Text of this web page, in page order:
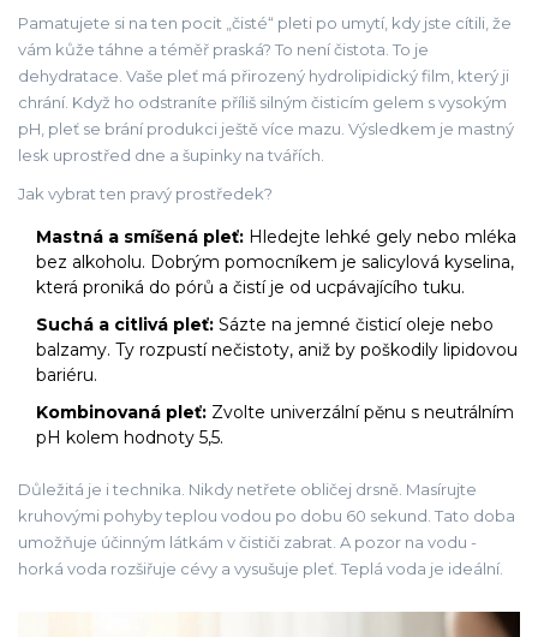
Pamatujete si na ten pocit „čisté“ pleti po umytí, kdy jste cítili, že
vám kůže táhne a téměř praská? To není čistota. To je
dehydratace. Vaše pleť má přirozený hydrolipidický film, který ji
chrání. Když ho odstraníte příliš silným čisticím gelem s vysokým
pH, pleť se brání produkci ještě více mazu. Výsledkem je mastný
lesk uprostřed dne a šupinky na tvářích.
Jak vybrat ten pravý prostředek?
Mastná a smíšená pleť: Hledejte lehké gely nebo mléka
bez alkoholu. Dobrým pomocníkem je salicylová kyselina,
která proniká do pórů a čistí je od ucpávajícího tuku.
Suchá a citlivá pleť: Sázte na jemné čisticí oleje nebo
balzamy. Ty rozpustí nečistoty, aniž by poškodily lipidovou
bariéru.
Kombinovaná pleť: Zvolte univerzální pěnu s neutrálním
pH kolem hodnoty 5,5.
Důležitá je i technika. Nikdy netřete obličej drsně. Masírujte
kruhovými pohyby teplou vodou po dobu 60 sekund. Tato doba
umožňuje účinným látkám v čističi zabrat. A pozor na vodu -
horká voda rozšiřuje cévy a vysušuje pleť. Teplá voda je ideální.